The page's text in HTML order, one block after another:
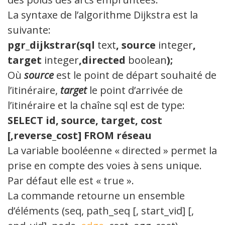
La syntaxe de l’algorithme Dijkstra est la
suivante:
pgr_dijkstrar(sql text, source integer,
target integer,directed boolean);
Où source est le point de départ souhaité de
l’itinéraire, target le point d’arrivée de
l’itinéraire et la chaîne sql est de type:
SELECT id, source, target, cost
[,reverse_cost] FROM réseau
La variable booléenne « directed » permet la
prise en compte des voies à sens unique.
Par défaut elle est « true ».
La commande retourne un ensemble
d’éléments (seq, path_seq [, start_vid] [,